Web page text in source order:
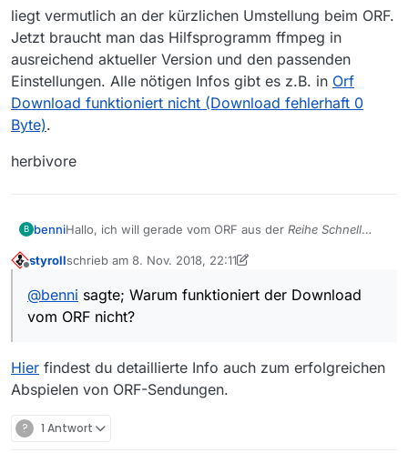
liegt vermutlich an der kürzlichen Umstellung beim ORF.
Jetzt braucht man das Hilfsprogramm ffmpeg in
ausreichend aktueller Version und den passenden
Einstellungen. Alle nötigen Infos gibt es z.B. in Orf
Download funktioniert nicht (Download fehlerhaft 0
Byte).
herbivore
B benniHallo, ich will gerade vom ORF aus der Reihe Schnell
doch der Download funktionert nicht.
styrollschrieb am 8. Nov. 2018, 22:11
zuletzt editiert von styroll11. Dez. 2018, 21:48
@benni sagte; Warum funktioniert der Download
vom ORF nicht?
Hier findest du detaillierte Info auch zum erfolgreichen
Abspielen von ORF-Sendungen.
? 1 Antwort